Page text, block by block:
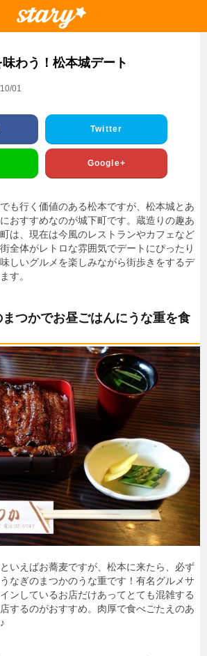
わう！松本城デート
01
Twitter
Google+
も行く価値のある松本ですが、松本城とあ
おすすめなのが城下町です。蔵造りの趣あ
は、現在は今風のレストランやカフェなど
全体がレトロな雰囲気でデートにぴったり
しいグルメを楽しみながら街歩きをするデ
す。
つかでお昼ごはんにうな重を食
いえばお蕎麦ですが、松本に来たら、必ず
なぎのまつかのうな重です！有名グルメサ
ンしているお店だけあってとても混雑する
するのがおすすめ。肉厚で食べごたえのあ